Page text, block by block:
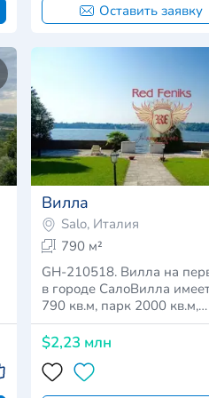
Оставить заявку
Вилла
Salo, Италия
790 м²
GH-210518. Вилла на
в городе СалоВилла
790 кв.м, парк 2000 кв.м,…
$2,23 млн